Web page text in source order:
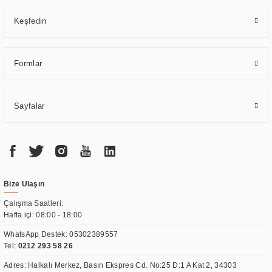
Keşfedin
Formlar
Sayfalar
Bize Ulaşın
Çalışma Saatleri:
Hafta içi: 08:00 - 18:00
WhatsApp Destek:05302389557
Tel: 0212 293 58 26
Adres: Halkalı Merkez, Basın Ekspres Cd. No:25 D:1 A Kat 2, 34303